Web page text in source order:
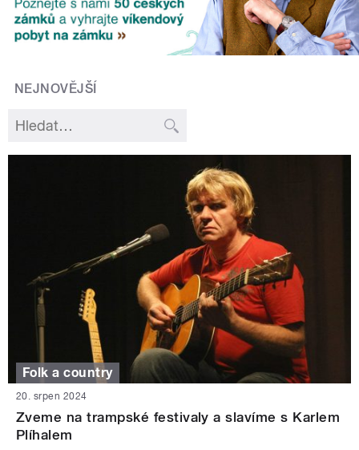
NEJNOVĚJŠÍ
Folk a country
20. srpen 2024
Zveme na trampské festivaly a slavíme s Karlem
Plíhalem